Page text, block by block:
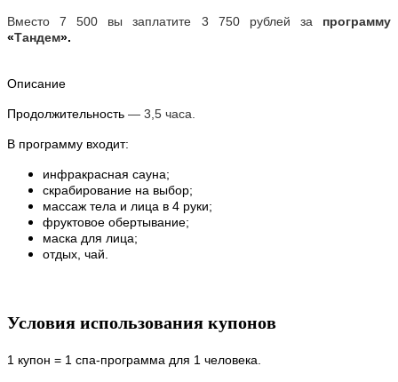
Вместо 7 500 вы заплатите 3 750 рублей за программу
«Тандем».
Описание
Продолжительность — 3,5 часа.
В программу входит:
инфракрасная сауна;
скрабирование на выбор;
массаж тела и лица в 4 руки;
фруктовое обертывание;
маска для лица;
отдых, чай.
Условия использования купонов
1 купон = 1 спа-программа для 1 человека.